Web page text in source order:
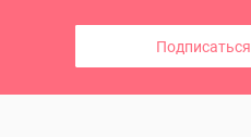
Подписаться